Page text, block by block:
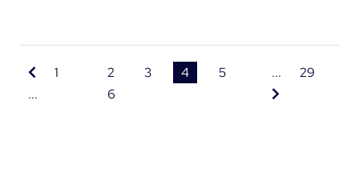
1
...
2 3 4
5
6
... 29